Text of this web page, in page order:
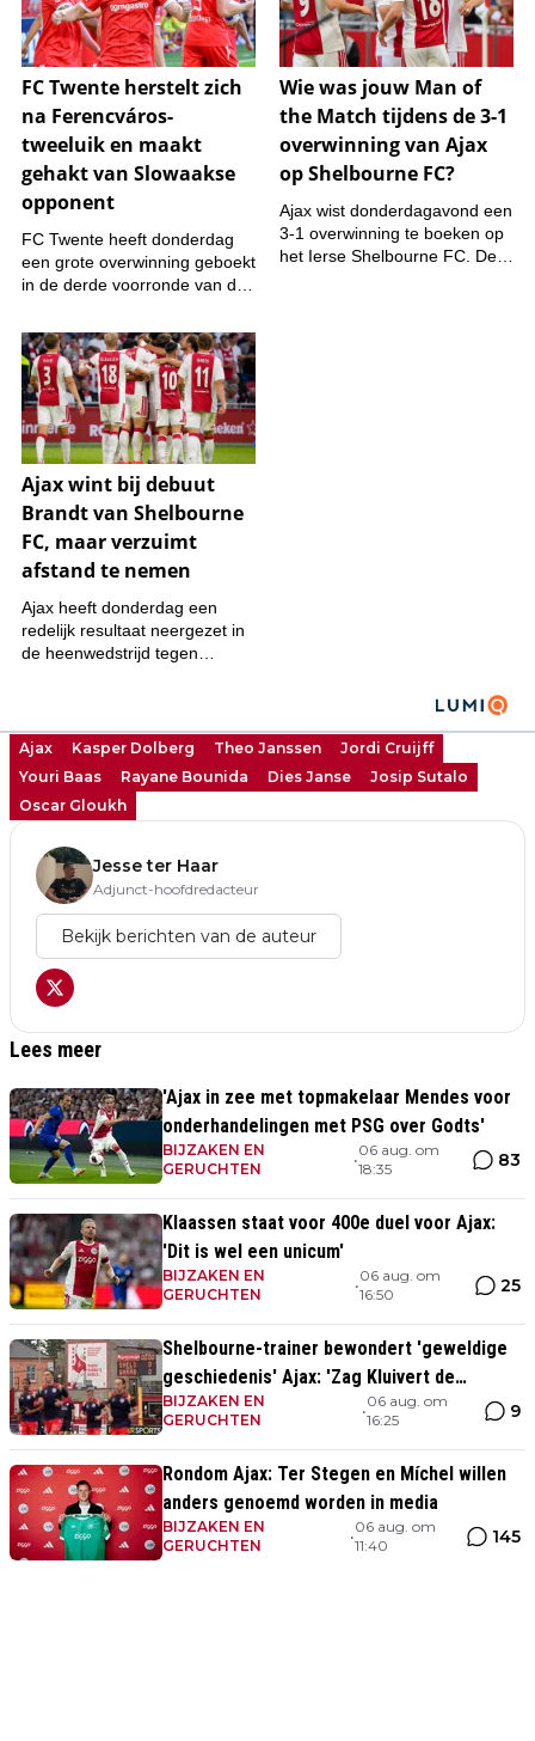
Ajax Kasper Dolberg Theo Janssen
Jordi Cruijff
Youri Baas
Rayane Bounida Dies Janse
Josip Sutalo
Oscar Gloukh
Jesse ter Haar
Adjunct-hoofdredacteur
Bekijk berichten van de auteur
Lees meer
'Ajax in zee met topmakelaar Mendes voor
onderhandelingen met PSG over Godts'
BIJZAKEN EN
GERUCHTEN
•
06 aug. om
18:35
83
Klaassen staat voor 400e duel voor Ajax:
'Dit is wel een unicum'
BIJZAKEN EN
GERUCHTEN
•
06 aug. om
16:50
25
Shelbourne-trainer bewondert 'geweldige
geschiedenis' Ajax: 'Zag Kluivert de
winnende scoren'
BIJZAKEN EN
GERUCHTEN
•
06 aug. om
16:25
9
Rondom Ajax: Ter Stegen en Míchel willen
anders genoemd worden in media
BIJZAKEN EN
GERUCHTEN
•
06 aug. om
11:40
145